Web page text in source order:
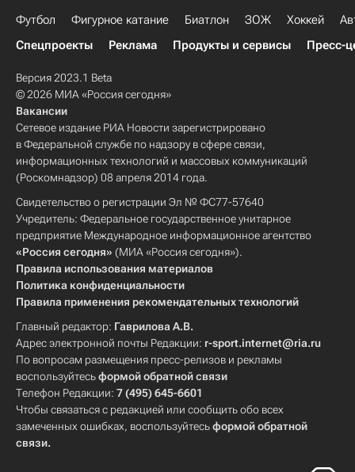
Футбол Фигурное катание Биатлон ЗОЖ Хоккей
Спецпроекты
Реклама Продукты и сервисы Пресс-
Версия 2023.1 Beta
© 2026 МИА «Россия сегодня»
Вакансии
Сетевое издание РИА Новости зарегистрировано
в Федеральной службе по надзору в сфере связи,
информационных технологий и массовых коммуникаций
(Роскомнадзор) 08 апреля 2014 года.
Свидетельство о регистрации Эл № ФС77-57640
Учредитель: Федеральное государственное унитарное
предприятие Международное информационное агентство
«Россия сегодня» (МИА «Россия сегодня»).
Правила использования материалов
Политика конфиденциальности
Правила применения рекомендательных технологий
Главный редактор: Гаврилова А.В.
Адрес электронной почты Редакции: r-sport.internet@ria.ru
По вопросам размещения пресс-релизов и рекламы
воспользуйтесьформой обратной связи
Телефон Редакции: 7 (495) 645-6601
Чтобы связаться с редакцией или сообщить обо всех
замеченных ошибках, воспользуйтесьформой обратной
связи.